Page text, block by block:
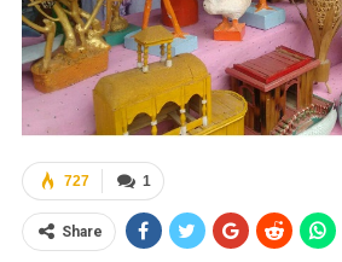
1
727
Share